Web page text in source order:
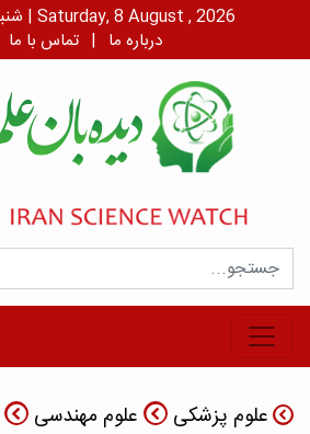
شنبه، ۱۷ مرداد، ۱۴۰۵ | Saturday, 8 August , 2026
درباره ما | تماس با ما
علوم پزشکی علوم مهندسی